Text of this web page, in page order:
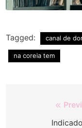
Tagged: canal de
na coreia tem
Navegação